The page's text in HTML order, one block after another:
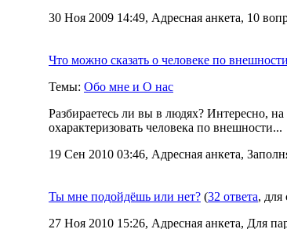
30 Ноя 2009 14:49, Адресная анкета, 10
Что можно сказать о человеке по
Темы: Обо мне и О нас
Разбираетесь ли вы в людях? Интересно,
охарактеризовать человека по внешности...
19 Сен 2010 03:46, Адресная анкета,
Ты мне подойдёшь или нет? (32 ответа, для
27 Ноя 2010 15:26, Адресная анкета, Для